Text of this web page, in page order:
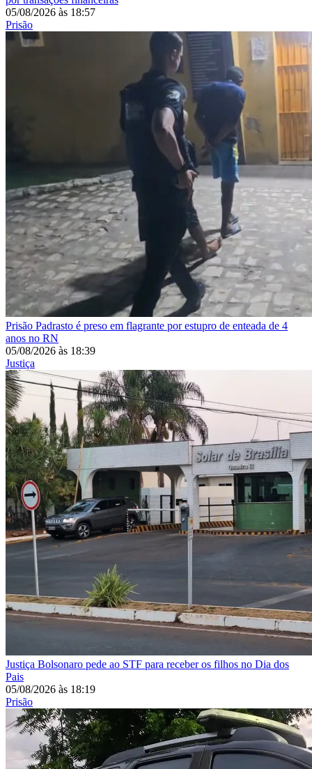
05/08/2026 às 18:57
Prisão
Prisão Padrasto é preso em flagrante por estupro de enteada de 4
anos no RN
05/08/2026 às 18:39
Justiça
Justiça Bolsonaro pede ao STF para receber os filhos no Dia dos
Pais
05/08/2026 às 18:19
Prisão